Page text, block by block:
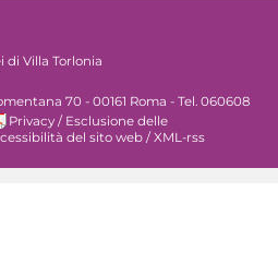
di Villa Torlonia
70 - 00161 Roma - Tel. 060608
Privacy / Esclusione delle
del sito web /XML-rss